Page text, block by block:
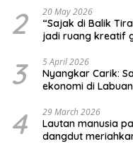
2 20 May 2026
“Sajak di Balik
jadi ruang kreatif
3 5 April 2026
Nyangkar Carik:
ekonomi di
4 29 March 2026
Lautan manusia
dangdut